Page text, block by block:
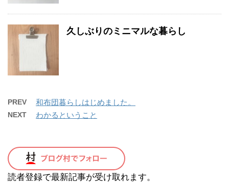
久しぶりのミニマルな暮らし
PREV 和布団暮らしはじめました。
NEXT わかるということ
読者登録で最新記事が受け取れます。